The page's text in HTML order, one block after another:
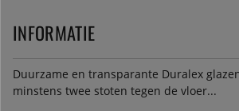
INFORMATIE
Duurzame en transparante Duralex
minstens twee stoten tegen de vloer...